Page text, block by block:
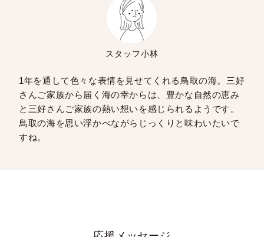
スタッフ小林
1年を通して色々な表情を見せてくれる鳥取の海。三好
さんご家族から届く海の幸からは、豊かな自然の恵み
と三好さんご家族の熱い想いを感じられるようです。
鳥取の海を思い浮かべながらじっくりと味わいたいで
すね。